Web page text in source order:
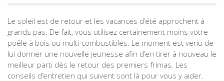
Le soleil est de retour et les vacances d’été approchent à
grands pas. De fait, vous utilisez certainement moins votre
poêle à bois ou multi-combustibles. Le moment est venu de
lui donner une nouvelle jeunesse afin d’en tirer à nouveau le
meilleur parti dès le retour des premiers frimas. Les
conseils d’entretien qui suivent sont là pour vous y aider.